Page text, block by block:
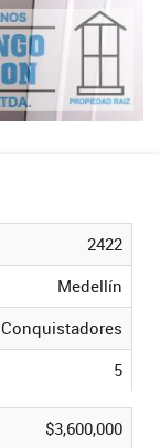
2422
Medellín
Conquistadores
5
$3,600,000